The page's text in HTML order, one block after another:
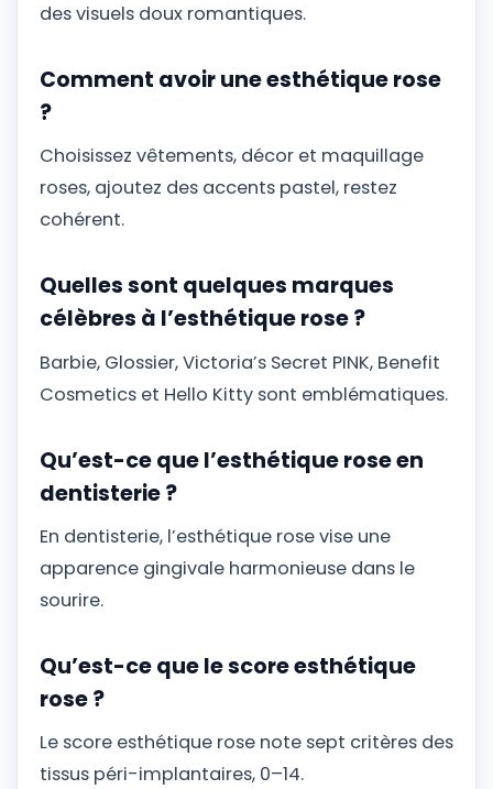
des visuels doux romantiques.
Comment avoir une esthétique rose
?
Choisissez vêtements, décor et maquillage
roses, ajoutez des accents pastel, restez
cohérent.
Quelles sont quelques marques
célèbres à l’esthétique rose ?
Barbie, Glossier, Victoria’s Secret PINK, Benefit
Cosmetics et Hello Kitty sont emblématiques.
Qu’est-ce que l’esthétique rose en
dentisterie ?
En dentisterie, l’esthétique rose vise une
apparence gingivale harmonieuse dans le
sourire.
Qu’est-ce que le score esthétique
rose ?
Le score esthétique rose note sept critères des
tissus péri-implantaires, 0–14.